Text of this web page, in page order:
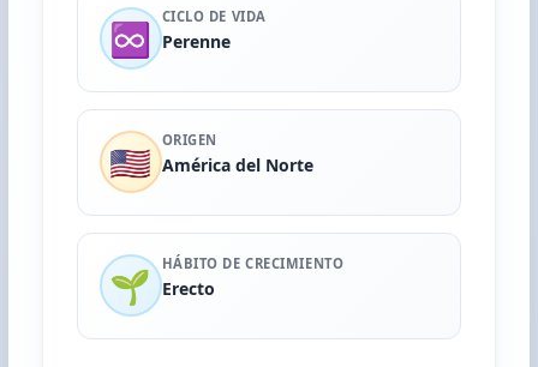
♾️ CICLO DE VIDA
Perenne
🇺🇸 ORIGEN
América del Norte
🌱 HÁBITO DE CRECIMIENTO
Erecto